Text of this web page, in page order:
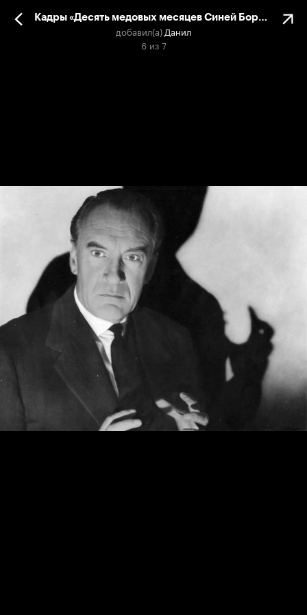
Кадры «Десять медовых месяцев Синей Бороды»
добавил(а) Данил
6 из 7